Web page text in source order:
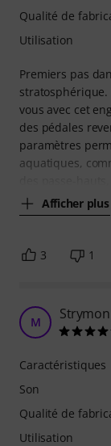
Premiers pas
stratosphérique.
vous avec cet
des pédales
paramètres
aquatiques,
Afficher plus
Qualité de
Utilisation
3 1
M
Caractéristiques
Son
Qualité de
Utilisation